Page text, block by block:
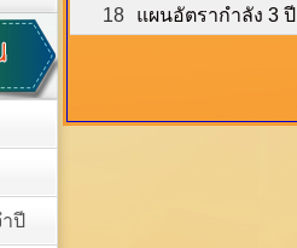
18
แผนอัตรากำลัง 3
ปี